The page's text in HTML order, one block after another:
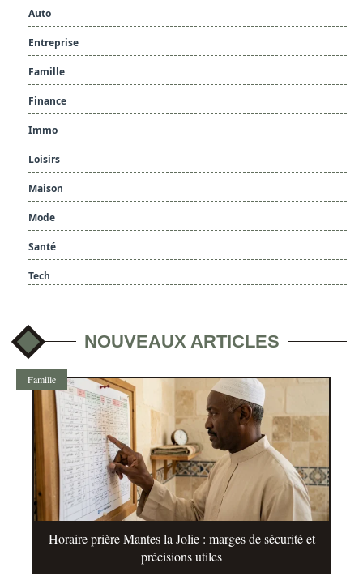
Auto
Entreprise
Famille
Finance
Immo
Loisirs
Maison
Mode
Santé
Tech
NOUVEAUX ARTICLES
Famille
Horaire prière Mantes la Jolie : marges de sécurité et
précisions utiles